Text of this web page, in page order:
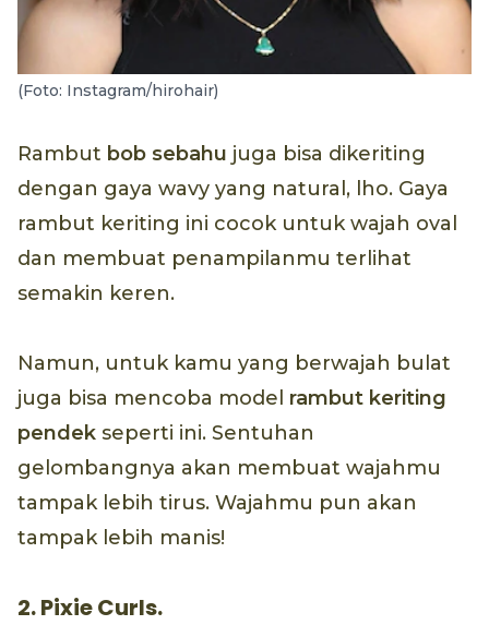
(Foto: Instagram/hirohair)
Rambut bob sebahu juga bisa dikeriting
dengan gaya wavy yang natural, lho. Gaya
rambut keriting ini cocok untuk wajah oval
dan membuat penampilanmu terlihat
semakin keren.
Namun, untuk kamu yang berwajah bulat
juga bisa mencoba model rambut keriting
pendek seperti ini. Sentuhan
gelombangnya akan membuat wajahmu
tampak lebih tirus. Wajahmu pun akan
tampak lebih manis!
2. Pixie Curls.